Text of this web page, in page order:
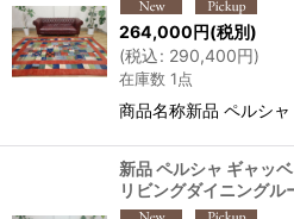
264,000円(税別)
(税込: 290,400円)
在庫数 1点
商品名称新品 ペルシ
新品 ペルシャ ギャッ
リビングダイニング